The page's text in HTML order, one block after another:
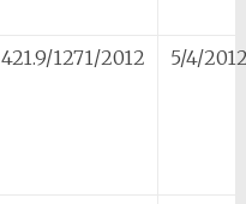
421.9/1271/2012 5/4/